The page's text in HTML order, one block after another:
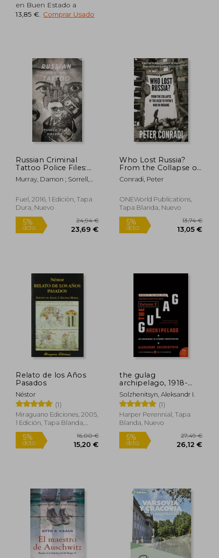
5%
dcto. 21,85 €
5%
dcto. 14,25 €
en Buen Estado a
13,85 € Comprar Usado
5%
dcto.
Rápido
Russian Criminal
Tattoo Police Files:
Volume i (en Inglés)
Murray, Damon ; Sorrell,
Arkady
Fuel, 2016, 1 Edición, Tapa
Dura, Nuevo
Who Lost Russia?
From the Collapse of
the Ussr to Putin'S
war on Ukraine (en
Conradi, Peter
ONEWorld Publications,
Tapa Blanda, Nuevo
Relato de los Años
Pasados
Néstor
(1)
Miraguano Ediciones, 2005,
1 Edición, Tapa Blanda,
Nuevo
the gulag
archipelago, 1918-
1956 (en Inglés)
Solzhenitsyn, Aleksandr I.
(1)
Harper Perennial, Tapa
Blanda, Nuevo